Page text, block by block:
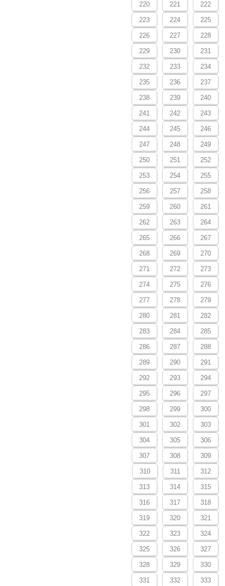
220 221 222
223 224 225
226 227 228
229 230 231
232 233 234
235 236 237
238 239 240
241 242 243
244 245 246
247 248 249
250 251 252
253 254 255
256 257 258
259 260 261
262 263 264
265 266 267
268 269 270
271 272 273
274 275 276
277 278 279
280 281 282
283 284 285
286 287 288
289 290 291
292 293 294
295 296 297
298 299 300
301 302 303
304 305 306
307 308 309
310 311 312
313 314 315
316 317 318
319 320 321
322 323 324
325 326 327
328 329 330
331 332 333